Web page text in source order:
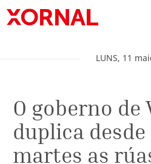
LUNS, 11
O goberno de
duplica desde
martes as